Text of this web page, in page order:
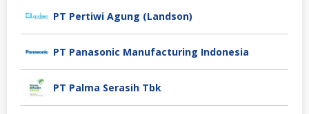
PT Pertiwi Agung (Landson)
PT Panasonic Manufacturing Indonesia
PT Palma Serasih Tbk